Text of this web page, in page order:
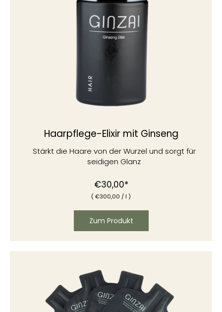
Haarpflege-Elixir mit Ginseng
Stärkt die Haare von der Wurzel und sorgt für
seidigen Glanz
Normaler
Preis
€30,00*
(€300,00 / l )
Zum Produkt